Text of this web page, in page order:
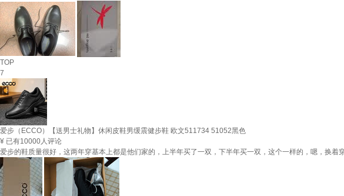
TOP
7
爱步（ECCO）【送男士礼物】休闲皮鞋男缓震健步鞋 欧文511734 51052黑色
¥ 已有10000人评论
爱步的鞋质量很好，这两年穿基本上都是他们家的，上半年买了一双，下半年买一双，这个一样的，嗯，换着